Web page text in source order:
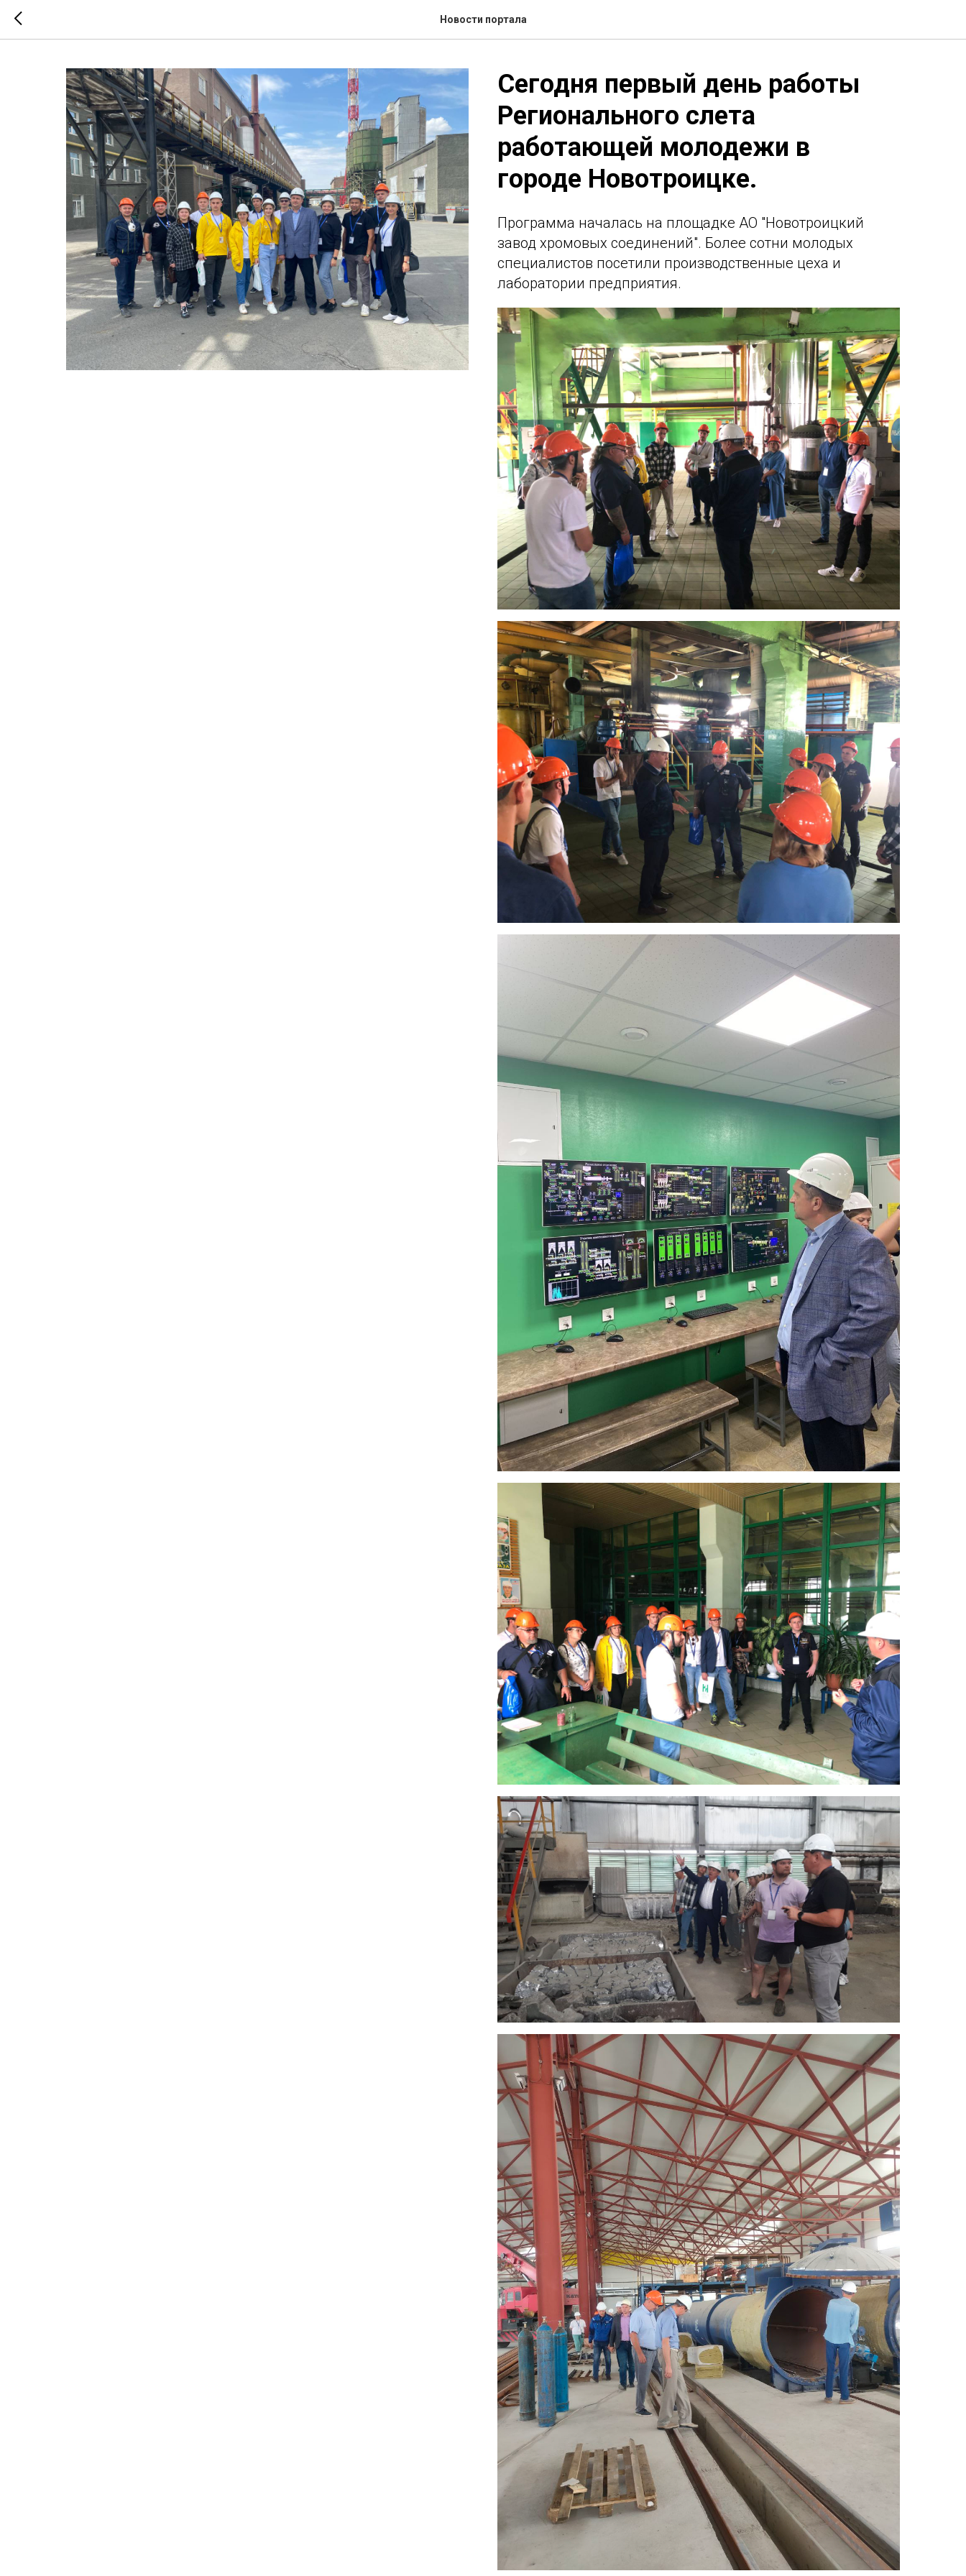
Новости портала
Сегодня первый день работы
Регионального слета
работающей молодежи в
городе Новотроицке.
Программа началась на площадке АО "Новотроицкий
завод хромовых соединений". Более сотни молодых
специалистов посетили производственные цеха и
лаборатории предприятия.